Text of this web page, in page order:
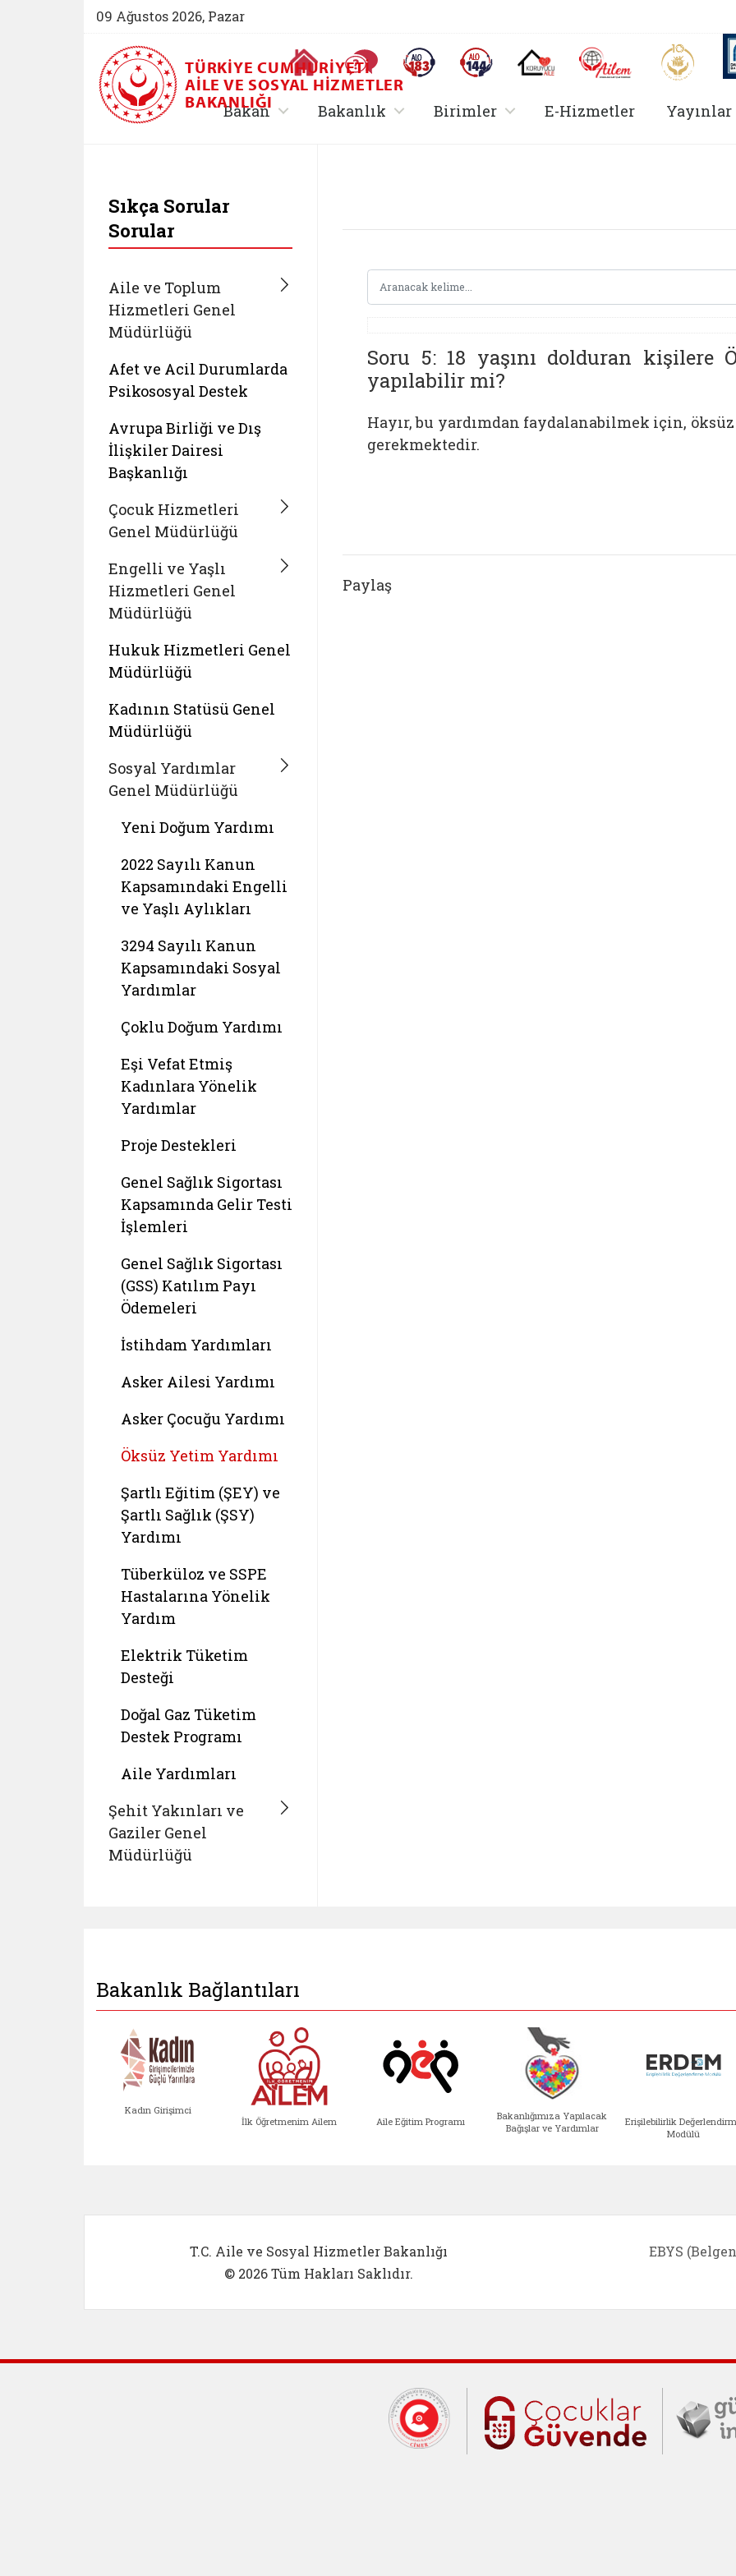
09 Ağustos 2026, Pazar
Ana Sayfa Sıkça Sorulan SorularAlo 183 (yeni sekmede açılır)Alo 144 (yeni sekmede açılır)Koruyucu Aile (yeni sekmede açılır)
AİLEM İletişim Aile ve
TÜRKIYE CUMHURIYETI
AILE VE SOSYAL HIZMETLER
BAKANLIĞI
Bakan, alt menü içerir
Bakanlık , alt menü içerir
Birimler, alt menü içerir
E-Hizmetler Yayınlar
Sıkça Sorular
Sorular
Aile ve Toplum
Hizmetleri Genel
Müdürlüğü
Afet ve Acil Durumlarda
Psikososyal Destek
Avrupa Birliği ve Dış
İlişkiler Dairesi
Başkanlığı
Çocuk Hizmetleri
Genel Müdürlüğü
Engelli ve Yaşlı
Hizmetleri Genel
Müdürlüğü
Hukuk Hizmetleri Genel
Müdürlüğü
Kadının Statüsü Genel
Müdürlüğü
Sosyal Yardımlar
Genel Müdürlüğü
Yeni Doğum Yardımı
2022 Sayılı Kanun
Kapsamındaki Engelli
ve Yaşlı Aylıkları
3294 Sayılı Kanun
Kapsamındaki Sosyal
Yardımlar
Çoklu Doğum Yardımı
Eşi Vefat Etmiş
Kadınlara Yönelik
Yardımlar
Proje Destekleri
Genel Sağlık Sigortası
Kapsamında Gelir Testi
İşlemleri
Genel Sağlık Sigortası
(GSS) Katılım Payı
Ödemeleri
İstihdam Yardımları
Asker Ailesi Yardımı
Asker Çocuğu Yardımı
Öksüz Yetim Yardımı
Şartlı Eğitim (ŞEY) ve
Şartlı Sağlık (ŞSY)
Yardımı
Tüberküloz ve SSPE
Hastalarına Yönelik
Yardım
Elektrik Tüketim
Desteği
Doğal Gaz Tüketim
Destek Programı
Aile Yardımları
Şehit Yakınları ve
Gaziler Genel
Müdürlüğü
Soru 5: 18 yaşını dolduran kişilere
yapılabilir mi?
Hayır, bu yardımdan faydalanabilmek için,
gerekmektedir.
Paylaş
Bakanlık Bağlantıları
Kadın Girişimci
İlk Öğretmenim Ailem Aile Eğitim Programı
Bakanlığımıza Yapılacak
Bağışlar ve Yardımlar
Erişilebilirlik
Modülü
T.C. Aile ve Sosyal Hizmetler Bakanlığı
© 2026 Tüm Hakları Saklıdır.
EBYS
Cumhurbaşkanlığı İletişim Merkezi
Çocuklar